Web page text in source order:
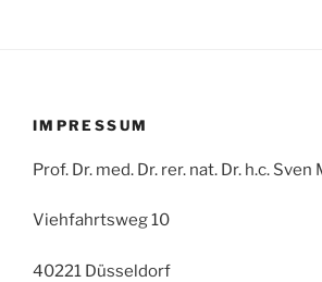
IMPRESSUM
Prof. Dr. med. Dr. rer. nat. Dr. h.c. Sven
Viehfahrtsweg 10
40221 Düsseldorf